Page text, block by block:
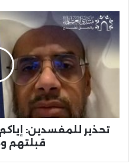
تحذير للمفسدين:
قبلتهم